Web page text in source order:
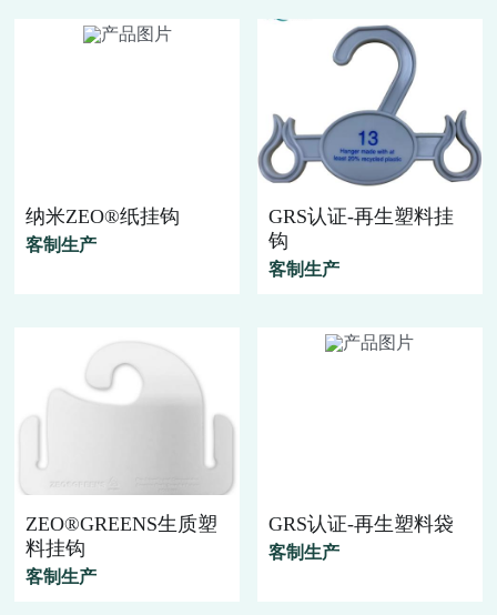
纳米ZEO®纸挂钩
客制生产
GRS认证-再生塑料挂
钩
客制生产
ZEO®GREENS生质塑
料挂钩
客制生产
GRS认证-再生塑料袋
客制生产